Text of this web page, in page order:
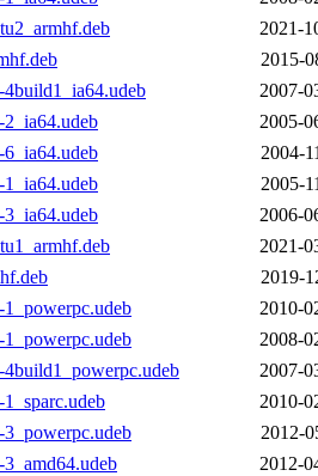
2021-
2015-
2007-
2005-
2004-
2005-
2006-
2021-
2019-
2010-
2008-
2007-
2010-
2012-
2012-